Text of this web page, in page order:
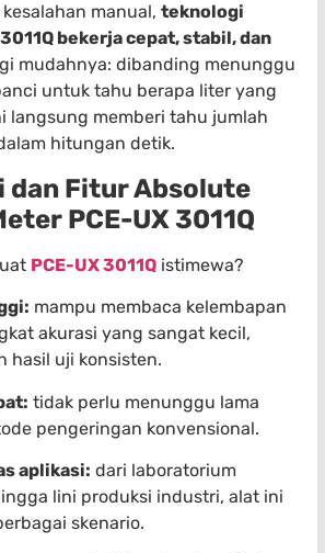
manual, teknologi
bekerja cepat, stabil, dan
mudahnya: dibanding menunggu
untuk tahu berapa liter yang
langsung memberi tahu jumlah
hitungan detik.
dan Fitur Absolute
PCE-UX 3011Q
PCE-UX 3011Q istimewa?
mampu membaca kelembapan
akurasi yang sangat kecil,
hasil uji konsisten.
tidak perlu menunggu lama
pengeringan konvensional.
aplikasi: dari laboratorium
lini produksi industri, alat ini
skenario.